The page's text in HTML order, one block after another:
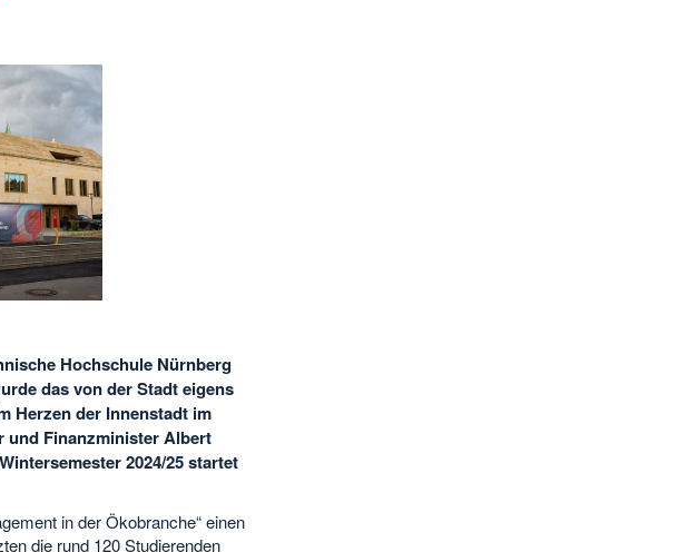
Hochschule Nürnberg
das von der Stadt eigens
Herzen der Innenstadt im
und Finanzminister Albert
2024/25 startet
in der Ökobranche“ einen
die rund 120 Studierenden